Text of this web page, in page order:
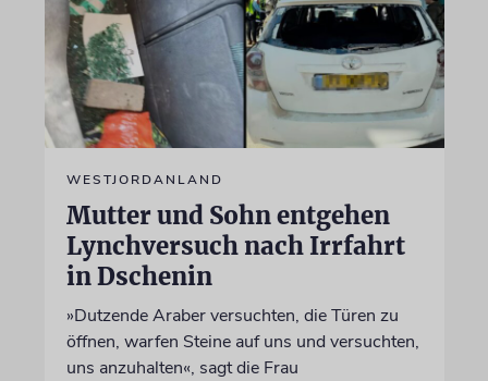
WESTJORDANLAND
Mutter und Sohn entgehen
Lynchversuch nach Irrfahrt
in Dschenin
»Dutzende Araber versuchten, die Türen zu
öffnen, warfen Steine auf uns und versuchten,
uns anzuhalten«, sagt die Frau